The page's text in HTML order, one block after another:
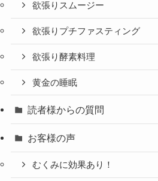
欲張りスムージー
欲張りプチファスティング
欲張り酵素料理
黄金の睡眠
読者様からの質問
お客様の声
むくみに効果あり！